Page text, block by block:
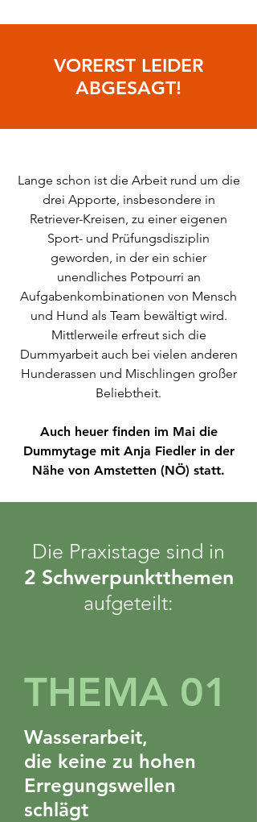
VORERST LEIDER
ABGESAGT!
Lange schon ist die Arbeit rund um die
drei Apporte, insbesondere in
Retriever-Kreisen, zu einer eigenen
Sport- und Prüfungsdisziplin
geworden, in der ein schier
unendliches Potpourri an
Aufgabenkombinationen von Mensch
und Hund als Team bewältigt wird.
Mittlerweile erfreut sich die
Dummyarbeit auch bei vielen anderen
Hunderassen und Mischlingen großer
Beliebtheit.
Auch heuer finden im Mai die
Dummytage mit Anja Fiedler in der
Nähe von Amstetten (NÖ) statt.
Die Praxistage sind in
2 Schwerpunktthemen
aufgeteilt:
THEMA 01
Wasserarbeit,
die keine zu hohen
Erregungswellen
schlägt